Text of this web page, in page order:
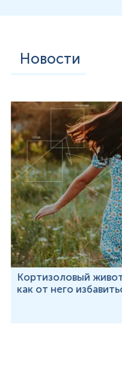
Новости
Кортизоловый
как от него